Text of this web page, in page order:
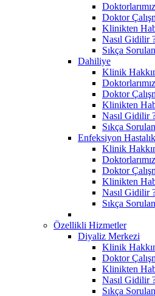
Doktorlarımız
Doktor
Klinikten
Nasıl Gidilir
Sıkça
Dahiliye
Klinik
Doktorlarımız
Doktor
Klinikten
Nasıl Gidilir
Sıkça
Enfeksiyon
Klinik
Doktorlarımız
Doktor
Klinikten
Nasıl Gidilir
Sıkça
Özellikli Hizmetler
Diyaliz Merkezi
Klinik
Doktor
Klinikten
Nasıl Gidilir
Sıkça